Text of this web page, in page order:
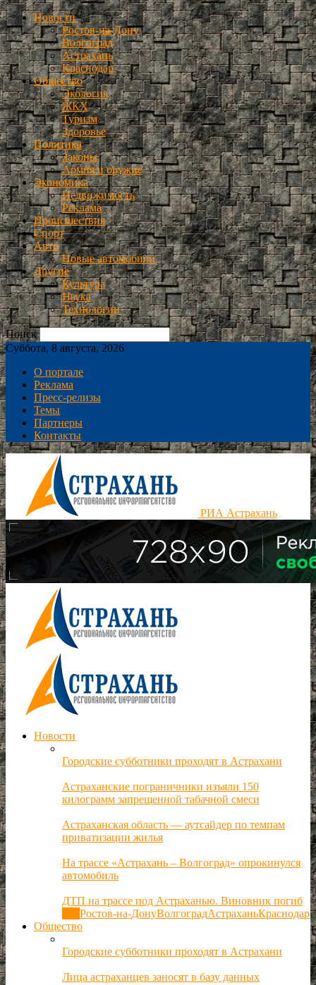
Новости
Ростов-на-Дону
Волгоград
Астрахань
Краснодар
Общество
Экология
ЖКХ
Туризм
Здоровье
Политика
Законы
Армия и оружие
Экономика
Недвижимость
Реклама
Происшествия
Спорт
Авто
Новые автомобили
Другие
Культура
Наука
Технологии
Поиск
Суббота, 8 августа, 2026
О портале
Реклама
Пресс-релизы
Темы
Партнеры
Контакты
РИА Астрахань
Новости
Городские субботники проходят в Астрахани
Астраханские пограничники изъяли 150
килограмм запрещенной табачной смеси
Астраханская область — аутсайдер по темпам
приватизации жилья
На трассе «Астрахань – Волгоград» опрокинулся
автомобиль
ДТП на трассе под Астраханью. Виновник погиб
Ростов-на-ДонуВолгоградАстраханьКраснодар
Общество
Городские субботники проходят в Астрахани
Лица астраханцев заносят в базу данных